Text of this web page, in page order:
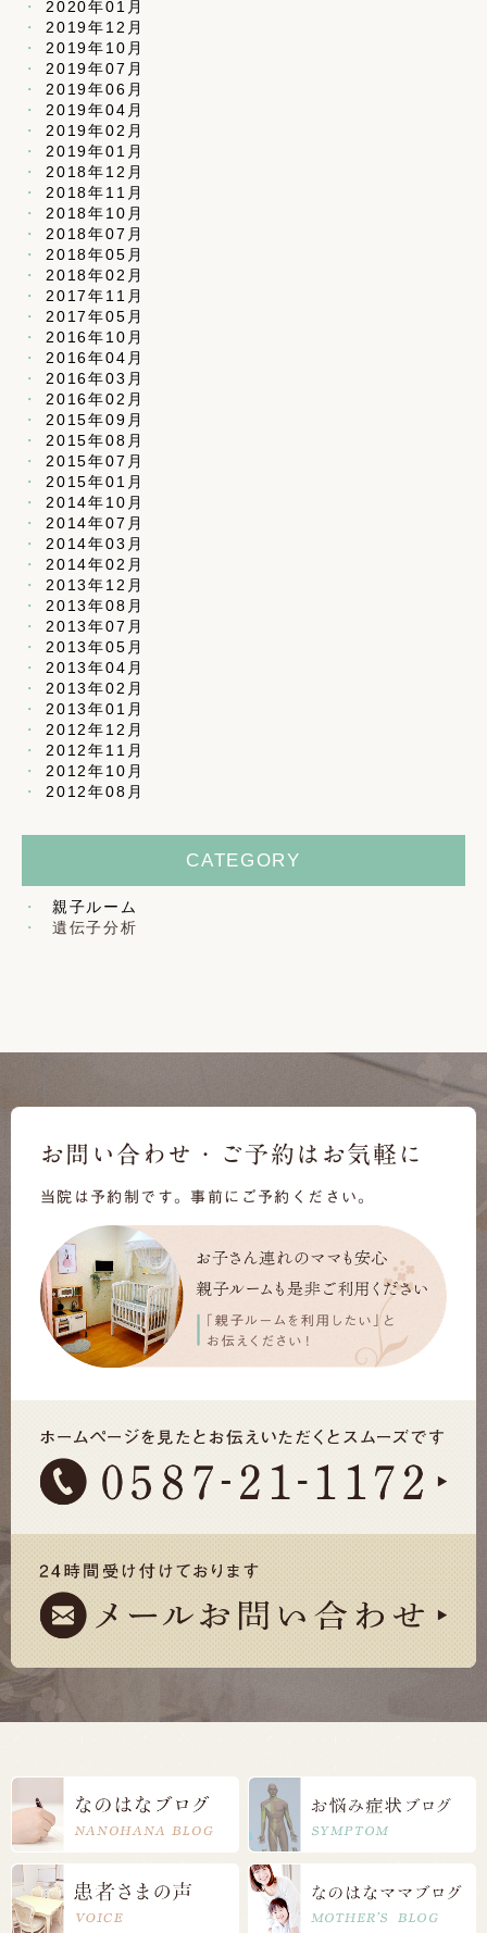
2020年01月
2019年12月
2019年10月
2019年07月
2019年06月
2019年04月
2019年02月
2019年01月
2018年12月
2018年11月
2018年10月
2018年07月
2018年05月
2018年02月
2017年11月
2017年05月
2016年10月
2016年04月
2016年03月
2016年02月
2015年09月
2015年08月
2015年07月
2015年01月
2014年10月
2014年07月
2014年03月
2014年02月
2013年12月
2013年08月
2013年07月
2013年05月
2013年04月
2013年02月
2013年01月
2012年12月
2012年11月
2012年10月
2012年08月
CATEGORY
親子ルーム
遺伝子分析
お問い合わせ・ご予約はお気軽に
当院は予約制です。事前にご予約ください。